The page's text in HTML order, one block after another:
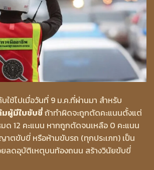
ใช้ไปเมื่อวันที่ 9 ม.ค.ที่ผ่านมา สำหรับ
ผู้มีใบขับขี่ถ้าทำผิดจะถูกตัดคะแนนตั้งแต่
ด 12 คะแนน หากถูกตัดจนเหลือ 0 คะแนน
าตขับขี่ หรือห้ามขับรถ (ทุกประเภท) เป็น
ยลดอุบัติเหตุบนท้องถนน สร้างวินัยขับขี่